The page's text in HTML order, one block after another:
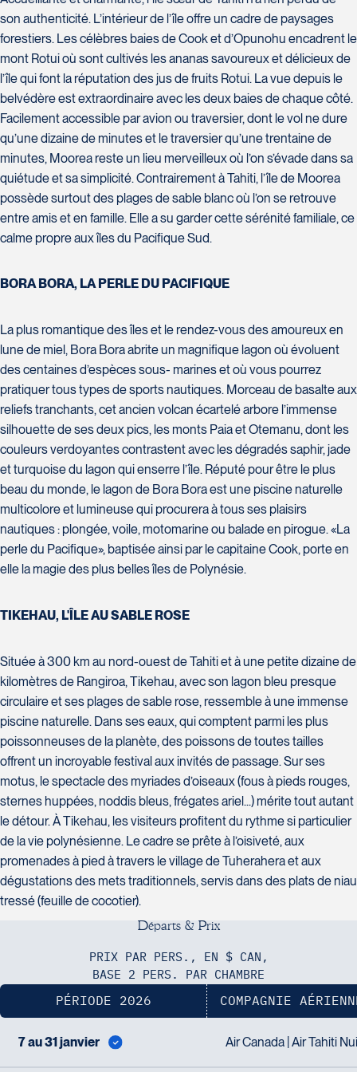
son authenticité. L’intérieur de l’île offre un cadre de paysages
forestiers. Les célèbres baies de Cook et d’Opunohu encadrent le
mont Rotui où sont cultivés les ananas savoureux et délicieux de
l’île qui font la réputation des jus de fruits Rotui. La vue depuis le
belvédère est extraordinaire avec les deux baies de chaque côté.
Facilement accessible par avion ou traversier, dont le vol ne dure
qu’une dizaine de minutes et le traversier qu’une trentaine de
minutes, Moorea reste un lieu merveilleux où l’on s’évade dans sa
quiétude et sa simplicité. Contrairement à Tahiti, l’île de Moorea
possède surtout des plages de sable blanc où l’on se retrouve
entre amis et en famille. Elle a su garder cette sérénité familiale, ce
calme propre aux îles du Pacifique Sud.
BORA BORA, LA PERLE DU PACIFIQUE
La plus romantique des îles et le rendez-vous des amoureux en
lune de miel, Bora Bora abrite un magnifique lagon où évoluent
des centaines d’espèces sous- marines et où vous pourrez
pratiquer tous types de sports nautiques. Morceau de basalte aux
reliefs tranchants, cet ancien volcan écartelé arbore l’immense
silhouette de ses deux pics, les monts Paia et Otemanu, dont les
couleurs verdoyantes contrastent avec les dégradés saphir, jade
et turquoise du lagon qui enserre l’île. Réputé pour être le plus
beau du monde, le lagon de Bora Bora est une piscine naturelle
multicolore et lumineuse qui procurera à tous ses plaisirs
nautiques : plongée, voile, motomarine ou balade en pirogue. «La
perle du Pacifique», baptisée ainsi par le capitaine Cook, porte en
elle la magie des plus belles îles de Polynésie.
TIKEHAU, L'ÎLE AU SABLE ROSE
Située à 300 km au nord-ouest de Tahiti et à une petite dizaine de
kilomètres de Rangiroa, Tikehau, avec son lagon bleu presque
circulaire et ses plages de sable rose, ressemble à une immense
piscine naturelle. Dans ses eaux, qui comptent parmi les plus
poissonneuses de la planète, des poissons de toutes tailles
offrent un incroyable festival aux invités de passage. Sur ses
motus, le spectacle des myriades d’oiseaux (fous à pieds rouges,
sternes huppées, noddis bleus, frégates ariel...) mérite tout autant
le détour. À Tikehau, les visiteurs profitent du rythme si particulier
de la vie polynésienne. Le cadre se prête à l’oisiveté, aux
promenades à pied à travers le village de Tuherahera et aux
dégustations des mets traditionnels, servis dans des plats de niau
tressé (feuille de cocotier).
Départs & Prix
PRIX PAR PERS., EN $ CAN,
BASE 2 PERS. PAR CHAMBRE
PÉRIODE 2026 COMPAGNIE
7 au 31 janvier Air Canada | Air Tahiti Nui
Voyages Nouveau-Monde
420 Boulevard Manseau
Joliette
J6E 3E1
Tél :450-755-5557 / 1-877-751-
5557
1460 Chemin Gascon
Terrebonne
J6X 2Z5
Tél :
450-964-3574
J7E 0C2
Tél :450-437-2324
Voyages des Laurentides
939 Boulevard Albiny-Paquette
Mont-Laurier
J9L 3J1
Tél :819-623-2511 / 1-866-385-
2511
Laval
H7T 1C8
Tél :450-688-6211 / 1-888-682-
8616
Club Voyages Orientation
1001 Boulevard de Montarville -
local 39
Boucherville
J4B 6P5
Tél :450-655-1855 / 1-866-655-
5736
686 rue Principale
J2G 2Y4
Tél :450-372-4444
Voyages Action
230 Boulevard Sir-Wilfrid-Laurier
Beloeil
J3G 4G7
Tél :450-464-0363 / 1-800-331-
0363
Voyages Boislard Poirier
2840 Boulevard Laframboise
Saint-Hyacinthe
J2S 4Z1
Tél :450-774-6436 / 1-800-561-
2967
Voyages CAA Brossard
8940 Boulevard Leduc - Bureau
450-465-0620 / 1-844-869-
2439
La Forfaiterie Voyages
5401 Boulevard Des Galeries -
Local 104 (porte H)
Québec
G2K 1N4
Tél :418-652-2400 / 1-888-848-
1518
Le Voyagiste de Québec
Bourgeois - Suite 120QuébecG1W
418-977-4080 / 1-877-977-
Voyages CAA Place de la Cité
2600 Boulevard Laurier #133,
Place de la Cité
Québec
G1V 4T3
2439
Voyages CAA Québec
500 rue Bouvier - Suite 202
Québec
G2J 1E3
Tél :418-624-8222 / 1-844-869-
2439
G3H 2G2
418-873-4515
418-543-0277
SOUMETTRE